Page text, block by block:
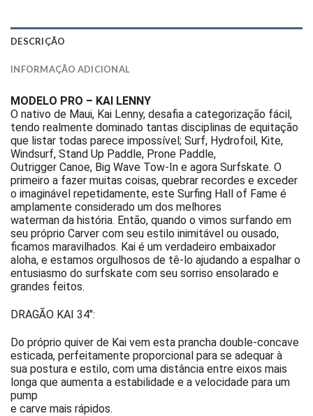
DESCRIÇÃO
INFORMAÇÃO ADICIONAL
MODELO PRO – KAI LENNY
O nativo de Maui, Kai Lenny, desafia a categorização fácil,
tendo realmente dominado tantas disciplinas de equitação
que listar todas parece impossível; Surf, Hydrofoil, Kite,
Windsurf, Stand Up Paddle, Prone Paddle,
Outrigger Canoe, Big Wave Tow-In e agora Surfskate. O
primeiro a fazer muitas coisas, quebrar recordes e exceder
o imaginável repetidamente, este Surfing Hall of Fame é
amplamente considerado um dos melhores
waterman da história. Então, quando o vimos surfando em
seu próprio Carver com seu estilo inimitável ou ousado,
ficamos maravilhados. Kai é um verdadeiro embaixador
aloha, e estamos orgulhosos de tê-lo ajudando a espalhar o
entusiasmo do surfskate com seu sorriso ensolarado e
grandes feitos.
DRAGÃO KAI 34″:
Do próprio quiver de Kai vem esta prancha double-concave
esticada, perfeitamente proporcional para se adequar à
sua postura e estilo, com uma distância entre eixos mais
longa que aumenta a estabilidade e a velocidade para um
pump
e carve mais rápidos.